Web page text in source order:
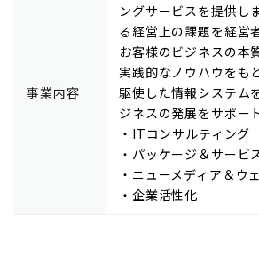
事業内容
ングサービスを提供し
る経営上の課題を経営
お客様のビジネスの本
実践的なノウハウをも
駆使した情報システム
ジネスの発展をサポー
・ITコンサルティング
・パッケージ＆サービ
・ニューメディア＆ウ
・企業活性化